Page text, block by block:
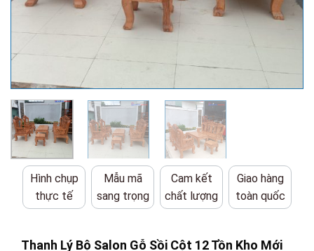
Hình chụp
thực tế
Mẫu mã
sang trọng
Cam kết
chất lượng
Giao hàng
toàn quốc
Thanh Lý Bộ Salon Gỗ Sồi Cột 12 Tồn Kho Mới